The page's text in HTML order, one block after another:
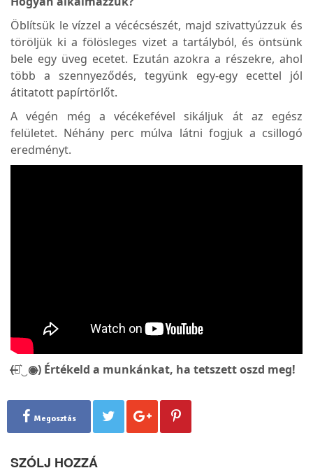
Öblítsük le vízzel a vécécsészét, majd szivattyúzzuk és
töröljük ki a fölösleges vizet a tartályból, és öntsünk
bele egy üveg ecetet. Ezután azokra a részekre, ahol
több a szennyeződés, tegyünk egy-egy ecettel jól
átitatott papírtörlőt.
A végén még a vécékefével sikáljuk át az egész
felületet. Néhány perc múlva látni fogjuk a csillogó
eredményt.
(̶◉͛‿◉̶) Értékeld a munkánkat, ha tetszett oszd meg!
Megosztás
SZÓLJ HOZZÁ